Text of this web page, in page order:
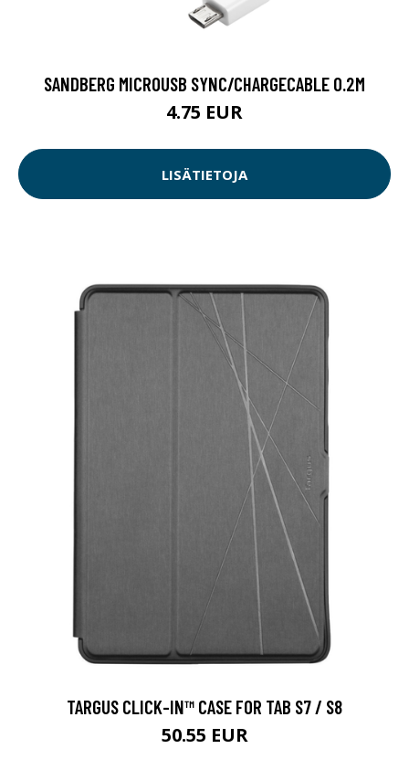
SANDBERG MICROUSB SYNC/CHARGECABLE 0.2M
4.75 EUR
LISÄTIETOJA
TARGUS CLICK-IN™ CASE FOR TAB S7 / S8
50.55 EUR